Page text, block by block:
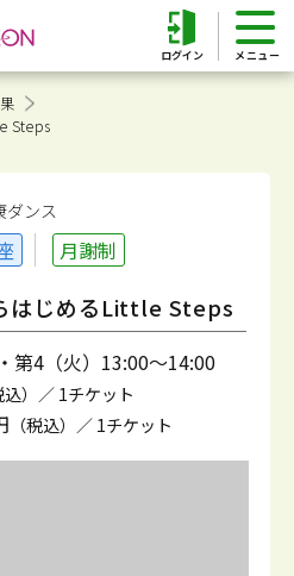
ログイン
Steps
ダンス
月謝制
はじめるLittle Steps
第4（火）13:00～14:00
込）／ 1チケット
（税込）／ 1チケット